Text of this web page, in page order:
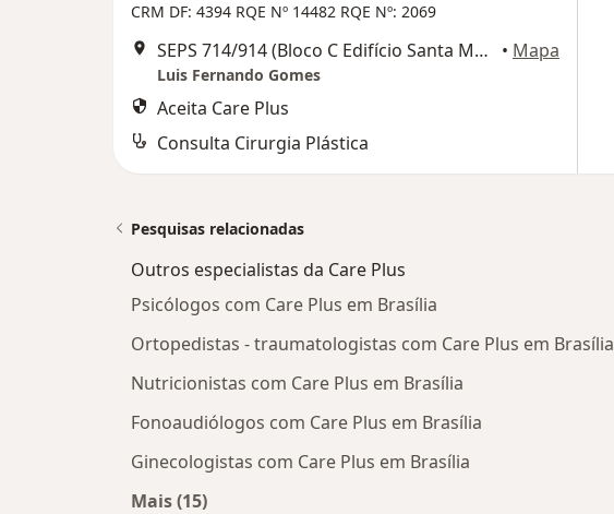
CRM DF: 4394 RQE Nº 14482 RQE Nº: 2069
SEPS 714/914 (Bloco C Edifício Santa Maria) Sala 221, Brasília • Mapa
Luis Fernando Gomes
Aceita Care Plus
Consulta Cirurgia Plástica
Pesquisas relacionadas
Outros especialistas da Care Plus
Psicólogos com Care Plus em Brasília
Ortopedistas - traumatologistas com Care Plus em Brasília
Nutricionistas com Care Plus em Brasília
Fonoaudiólogos com Care Plus em Brasília
Ginecologistas com Care Plus em Brasília
Mais (15)